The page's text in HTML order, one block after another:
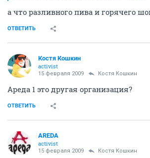
а что разливного пива и горячего
ОТВЕТИТЬ
Костя Кошкин
activist
15 февраля 2009 Костя Кошкин
Ареда 1 это другая организация?
ОТВЕТИТЬ
AREDA
activist
15 февраля 2009 Костя Кошкин